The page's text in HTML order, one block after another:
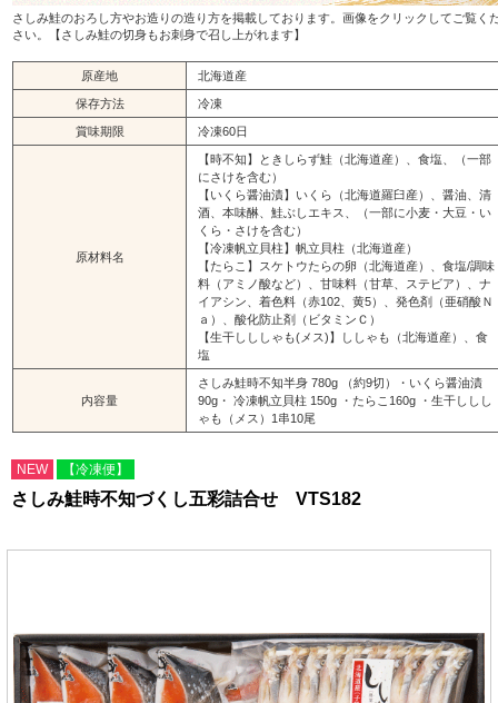
さしみ鮭のおろし方やお造りの造り方を掲載しております。画像をクリックしてご覧く
さい。【さしみ鮭の切身もお刺身で召し上がれます】
原産地 北海道産
保存方法 冷凍
賞味期限 冷凍60日
原材料名
【時不知】ときしらず鮭（北海道産）、食塩、（一部
にさけを含む）
【いくら醤油漬】いくら（北海道羅臼産）、醤油、清
酒、本味醂、鮭ぶしエキス、（一部に小麦・大豆・い
くら・さけを含む）
【冷凍帆立貝柱】帆立貝柱（北海道産）
【たらこ】スケトウたらの卵（北海道産）、食塩/調味
料（アミノ酸など）、甘味料（甘草、ステビア）、ナ
イアシン、着色料（赤102、黄5）、発色剤（亜硝酸Ｎ
ａ）、酸化防止剤（ビタミンＣ）
【生干しししゃも(メス)】ししゃも（北海道産）、食
塩
内容量
さしみ鮭時不知半身 780g （約9切）・いくら醤油漬
90g・ 冷凍帆立貝柱 150g ・たらこ160g ・生干ししし
ゃも（メス）1串10尾
NEW 【冷凍便】
さしみ鮭時不知づくし五彩詰合せ VTS182